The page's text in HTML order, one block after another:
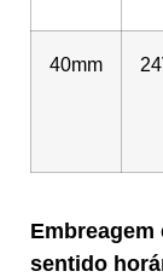
40mm
Embreagem
sentido